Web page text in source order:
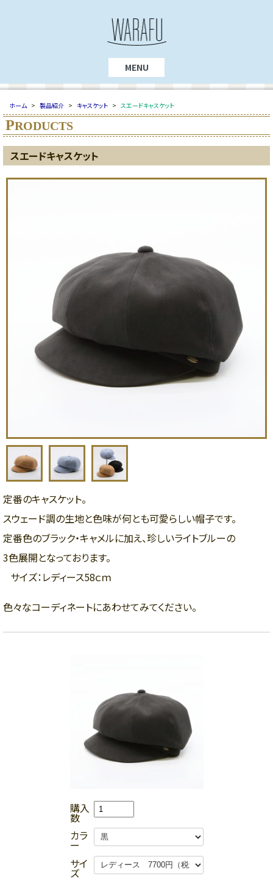
MENU
ホーム > 製品紹介 > キャスケット > スエードキャスケット
PRODUCTS
スエードキャスケット
定番のキャスケット。
スウェード調の生地と色味が何とも可愛らしい帽子です。
定番色のブラック・キャメルに加え、珍しいライトブルーの
3色展開となっております。
サイズ：レディース58ｃｍ
色々なコーディネートにあわせてみてください。
購入
数
カラ
ー
サイ
ズ